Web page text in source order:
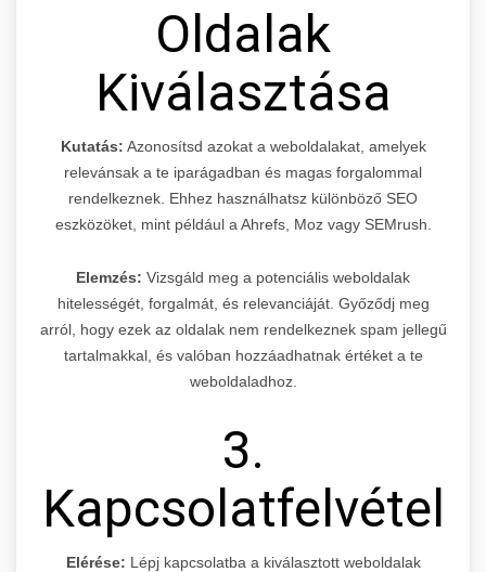
Oldalak
Kiválasztása
Kutatás: Azonosítsd azokat a weboldalakat, amelyek
relevánsak a te iparágadban és magas forgalommal
rendelkeznek. Ehhez használhatsz különböző SEO
eszközöket, mint például a Ahrefs, Moz vagy SEMrush.
Elemzés: Vizsgáld meg a potenciális weboldalak
hitelességét, forgalmát, és relevanciáját. Győződj meg
arról, hogy ezek az oldalak nem rendelkeznek spam jellegű
tartalmakkal, és valóban hozzáadhatnak értéket a te
weboldaladhoz.
3.
Kapcsolatfelvétel
Elérése: Lépj kapcsolatba a kiválasztott weboldalak